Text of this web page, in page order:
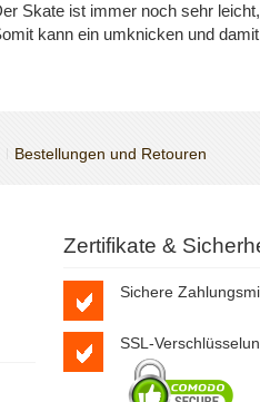
Skate ist immer noch sehr
kann ein umknicken und
Bestellungen und Retouren
Zertifikate &
Sichere
SSL-